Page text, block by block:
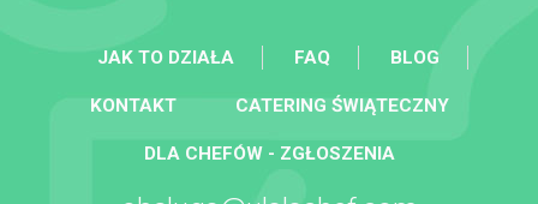
JAK TO DZIAŁA FAQ BLOG
KONTAKT CATERING ŚWIĄTECZNY
DLA CHEFÓW - ZGŁOSZENIA